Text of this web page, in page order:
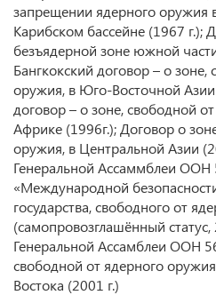
запрещении ядерного оружия
Карибском бассейне (1967 г.);
безъядерной зоне южной
Бангкокский договор – о
оружия, в Юго-Восточной
договор – о зоне, свободной
Африке (1996г.); Договор о
оружия, в Центральной Азии
Генеральной Ассаммблеи ООН
«Международной
государства, свободного от
(самопровозглашённый
Генеральной Ассамблеи ООН
свободной от ядерного
Востока (2001 г.)